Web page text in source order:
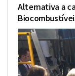
Alternativa a